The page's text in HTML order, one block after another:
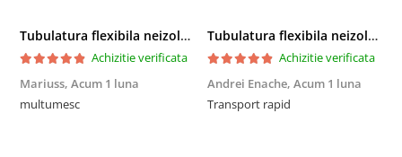
Tubulatura flexibila neizolata
Achizitie verificata
Mariuss, Acum 1 luna
multumesc
Tubulatura flexibila neizolata
Achizitie verificata
Andrei Enache, Acum 1 luna
Transport rapid